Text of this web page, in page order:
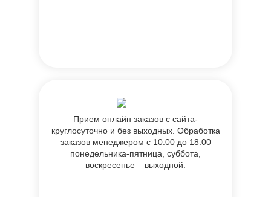
Прием онлайн заказов с сайта-
круглосуточно и без выходных. Обработка
заказов менеджером с 10.00 до 18.00
понедельника-пятница, суббота,
воскресенье – выходной.